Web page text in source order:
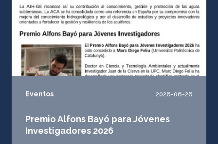
Eventos 2026-06-26
Premio Alfons Bayó para Jóvenes
Investigadores 2026